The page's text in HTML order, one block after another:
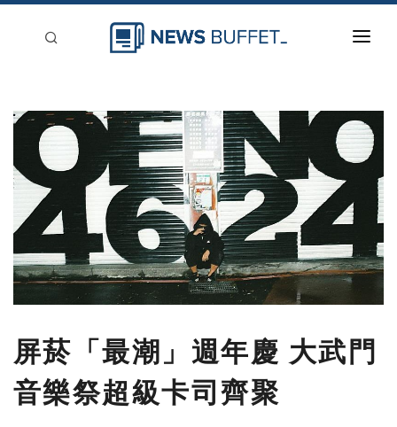
新聞稿分類
屏菸「最潮」週年慶 大武門
音樂祭超級卡司齊聚